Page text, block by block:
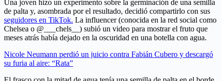
Una joven hizo un experimento sobre la germinación de una semilla
de palta y, asombrada por el resultado, decidió compartirlo con sus
seguidores en TikTok. La influencer (conocida en la red social como
Chelsea o @___chels__) subió un video para mostrar el fruto que
meses atrás había dejado en la oscuridad en una botella con agua.
Nicole Neumann perdió un juicio contra Fabián Cubero y descargó
su furia al aire: “Rata”